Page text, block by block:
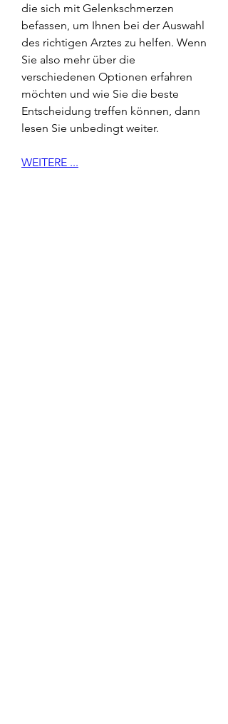
die sich mit Gelenkschmerzen
befassen, um Ihnen bei der Auswahl
des richtigen Arztes zu helfen. Wenn
Sie also mehr über die
verschiedenen Optionen erfahren
möchten und wie Sie die beste
Entscheidung treffen können, dann
lesen Sie unbedingt weiter.
WEITERE ...